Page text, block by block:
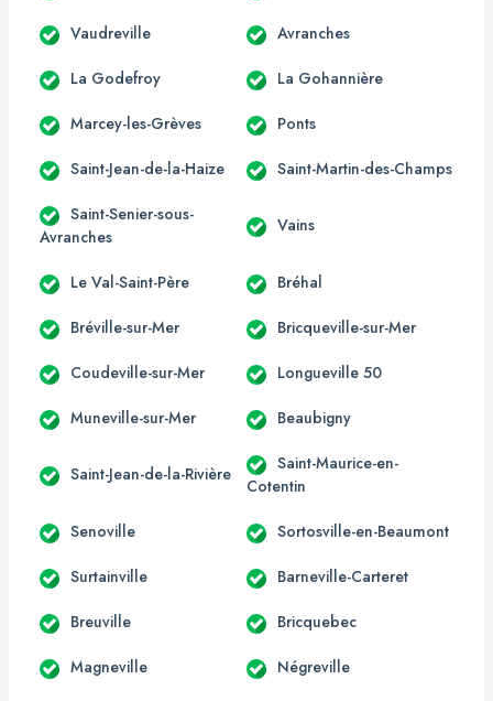
Vaudreville Avranches
La Godefroy La Gohannière
Marcey-les-Grèves Ponts
Saint-Jean-de-la-Haize Saint-Martin-des-Champs
Saint-Senier-sous-
Avranches
Vains
Le Val-Saint-Père Bréhal
Bréville-sur-Mer Bricqueville-sur-Mer
Coudeville-sur-Mer Longueville 50
Muneville-sur-Mer Beaubigny
Saint-Jean-de-la-Rivière
Saint-Maurice-en-
Cotentin
Senoville Sortosville-en-Beaumont
Surtainville Barneville-Carteret
Breuville Bricquebec
Magneville Négreville